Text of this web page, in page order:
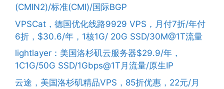
(CMIN2)/标准(CMI)/国际BGP
VPSCat，德国优化线路9929 VPS，月付7折/年付
6折，$30.6/年，1核1G/ 20G SSD/30M@1T流量
lightlayer：美国洛杉矶云服务器$29.9/年，
1C1G/50G SSD/1Gbps@1T月流量/原生IP
云途，美国洛杉矶精品VPS，85折优惠，22元/月